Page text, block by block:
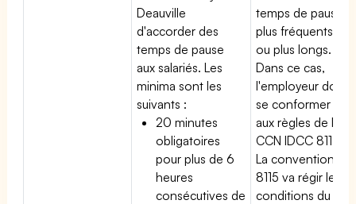
Deauville
d'accorder des
temps de pause
aux salariés. Les
minima sont les
suivants :
20 minutes
obligatoires
pour plus de 6
heures
consécutives de
temps de pause
plus fréquents
ou plus longs.
Dans ce cas,
l'employeur doit
se conformer
aux règles de la
CCN IDCC 8115.
La convention
8115 va régir les
conditions du